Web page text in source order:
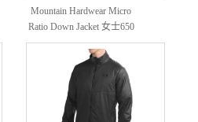
Mountain Hardwear Micro
Ratio Down Jacket 女士650
蓬轻量羽绒服